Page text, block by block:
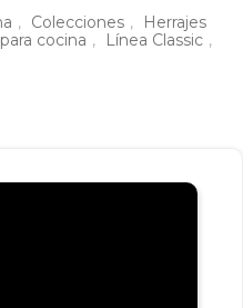
, Colecciones ,
Herrajes
cocina , Línea Classic ,